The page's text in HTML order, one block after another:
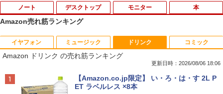
ノート
1
VETESA正規店 新品 ノートパソコン セ
ール office付き windows11 マウスセッ
ト PC 14型 Celeron N3350/J3355 メモ
リ8GB/12GB SSD128GB/256GB/512G
B/1TB 安い 格安 ラップトップ
デスクトップ
1
【マラソン限定30%OFF】中古 DELL O
ptiPlex 3060 Micro D10U Core i5 8400
T 第8世代CPU メモリ8GB SSD256GB
Windows11Home 1年保証 レビュー特
典：WPS Office Bランク パソコン デス
クトップパソコン デル 中古パソコン 中
モニター
1
DELL デル E2417H LED液晶モニター 2
3.8インチワイド ブラック 1920×1080
（フルHD） 16:9 IPSパネル LEDバック
ライト付 非光沢 ノングレア 液晶ディス
プレイ ディスプレイポート VGA【中
古】
本
1
ちいかわ なんか小さくてかわいいやつ 全
巻(1-8)セット 全巻新品 蔦屋書店
￥9,900
Amazon売れ筋ランキング
イヤフォン
Anker Soundcore P40i オフホワイト
ミュージック
BRUCE WAYNE feat. Flo Milli, ATL Jacob
[Explicit]
ドリンク
Amazon ドリンク の売れ筋ランキング
更新日時：2026/08/06 18:06
【Amazon.co.jp限定】 い・ろ・は・す 2L P
ET ラベルレス ×8本
コミック